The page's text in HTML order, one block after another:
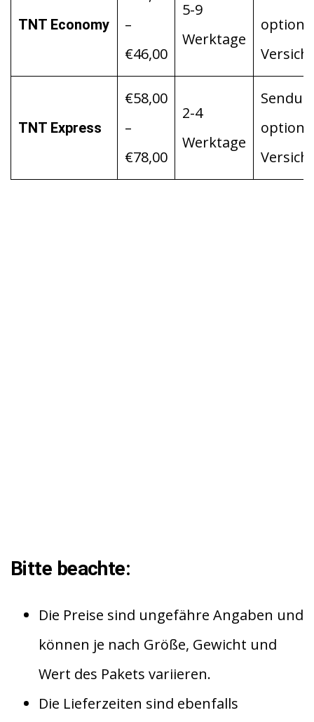
TNT Economy
–
€46,00
5-9
Werktage
TNT Express
€58,00
–
€78,00
2-4
Werktage
Bitte beachte:
Die Preise sind ungefähre Angaben und
können je nach Größe, Gewicht und
Wert des Pakets variieren.
Die Lieferzeiten sind ebenfalls